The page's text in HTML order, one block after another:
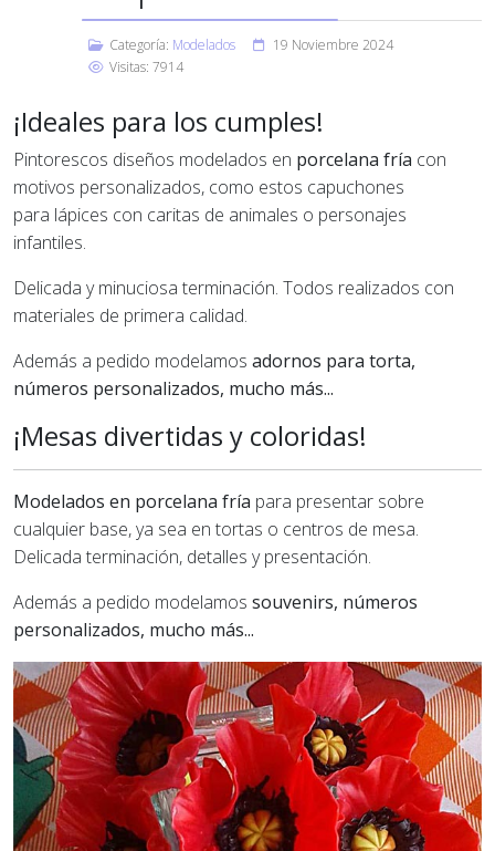
Categoría: Modelados
19 Noviembre 2024
Visitas: 7914
¡Ideales para los cumples!
Pintorescos diseños modelados en porcelana fría con
motivos personalizados, como estos capuchones
para lápices con caritas de animales o personajes
infantiles.
Delicada y minuciosa terminación. Todos realizados con
materiales de primera calidad.
Además a pedido modelamos adornos para torta,
números personalizados, mucho más...
¡Mesas divertidas y coloridas!
Modelados en porcelana fría para presentar sobre
cualquier base, ya sea en tortas o centros de mesa.
Delicada terminación, detalles y presentación.
Además a pedido modelamos souvenirs, números
personalizados, mucho más...